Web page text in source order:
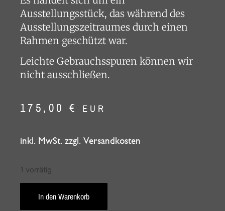
Ausstellungsstück, das während des
Ausstellungszeitraumes durch einen
Rahmen geschützt war.
Leichte Gebrauchsspuren können wir
nicht ausschließen.
175,00 € EUR
inkl. MwSt. zzgl. Versandkosten
1 vorrätig
In den Warenkorb